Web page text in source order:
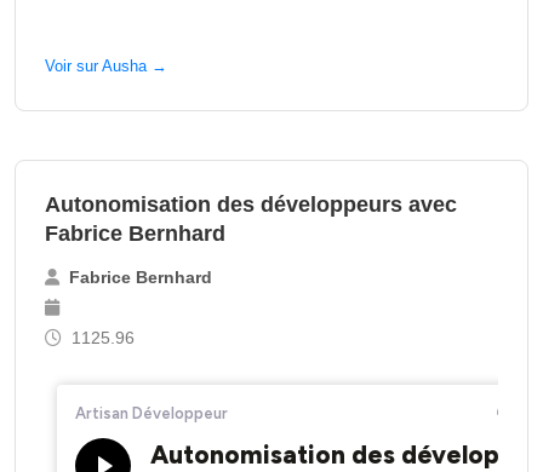
Voir sur Ausha →
Autonomisation des développeurs avec
Fabrice Bernhard
Fabrice Bernhard
1125.96